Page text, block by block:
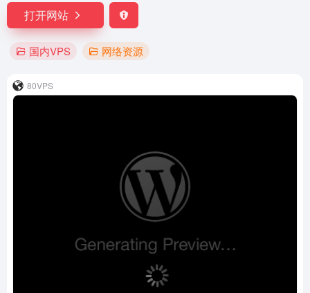
打开网站
国内VPS 网络资源
80VPS